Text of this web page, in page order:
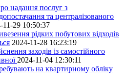
надання послуг з
та централізованого
11-29 10:50:37
рідких побутових відходів
2024-11-28 16:23:19
заходів із самостійного
2024-11-04 12:30:11
на квартирному обліку